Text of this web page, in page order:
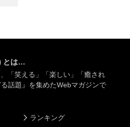
とは…
「笑える」「楽しい」「癒され
話題』を集めたWebマガジンで
ランキング